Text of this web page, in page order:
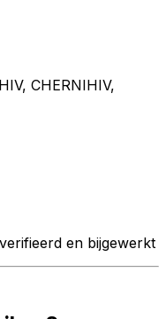
CHERNIHIV,
en bijgewerkt